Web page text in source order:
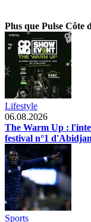
Plus que Pulse Côte
Lifestyle
06.08.2026
The Warm Up :
festival n°1 d'Abidjan
Sports